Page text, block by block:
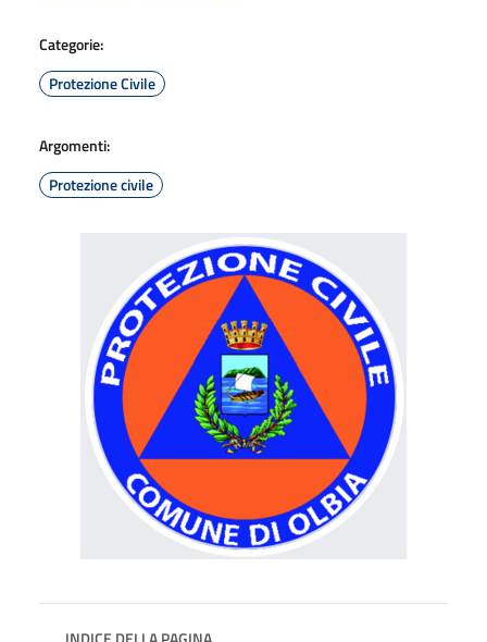
Categorie:
Protezione Civile
Argomenti:
Protezione civile